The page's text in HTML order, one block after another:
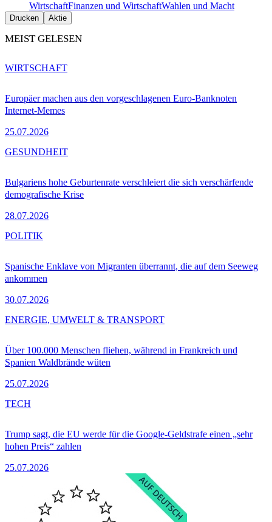
WirtschaftFinanzen und WirtschaftWahlen und Macht
Drucken Aktie
MEIST GELESEN
Europäer machen aus den vorgeschlagenen Euro-Banknoten
Internet-Memes
25.07.2026
WIRTSCHAFT
Bulgariens hohe Geburtenrate verschleiert die sich verschärfende
demografische Krise
28.07.2026
GESUNDHEIT
Spanische Enklave von Migranten überrannt, die auf dem Seeweg
ankommen
30.07.2026
POLITIK
Über 100.000 Menschen fliehen, während in Frankreich und
Spanien Waldbrände wüten
25.07.2026
ENERGIE, UMWELT & TRANSPORT
Trump sagt, die EU werde für die Google-Geldstrafe einen „sehr
hohen Preis“ zahlen
25.07.2026
TECH